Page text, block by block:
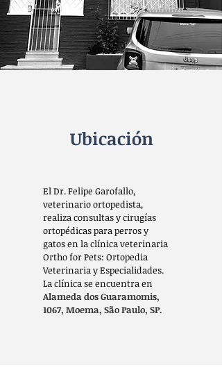
Ubicación
El Dr. Felipe Garofallo,
veterinario ortopedista,
realiza consultas y cirugías
ortopédicas para perros y
gatos en la clínica veterinaria
Ortho for Pets: Ortopedia
Veterinaria y Especialidades.
La clínica se encuentra en
Alameda dos Guaramomis,
1067, Moema, São Paulo, SP.